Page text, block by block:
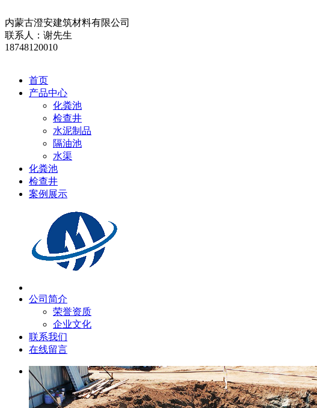
内蒙古澄安建筑材料有限公司
联系人：谢先生
18748120010
首页
产品中心
化粪池
检查井
水泥制品
隔油池
水渠
化粪池
检查井
案例展示
公司简介
荣誉资质
企业文化
联系我们
在线留言